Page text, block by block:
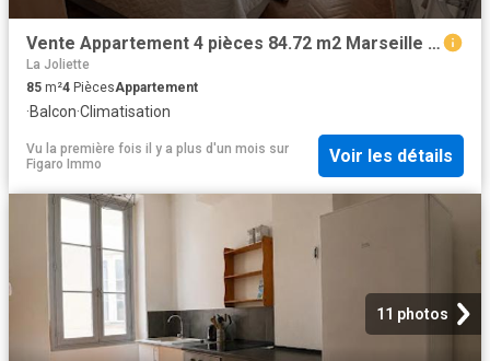
Vente Appartement 4 pièces 84.72 m2 Marseille 2ème
La Joliette
85 m²4 PiècesAppartement
·Balcon·Climatisation
Vu la première fois il y a plus d'un mois sur
Figaro Immo
Voir les détails
11 photos